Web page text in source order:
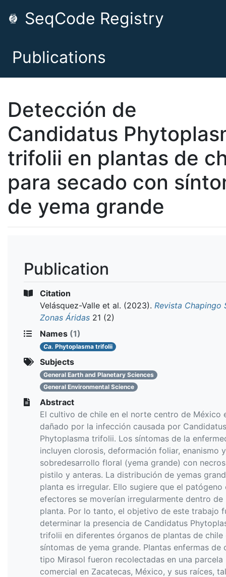
SeqCode Registry
Publications
Detección de
Candidatus
trifolii en plantas de
para secado con
de yema grande
Publication
Citation
Velásquez-Valle et al. (2023). Revista Chapingo
Zonas Áridas 21 (2)
Names (1)
Ca. Phytoplasma trifolii
Subjects
General Earth and Planetary Sciences
General Environmental Science
Abstract
El cultivo de chile en el norte centro de México
dañado por la infección causada por Candidatus
Phytoplasma trifolii. Los síntomas de la
incluyen clorosis, deformación foliar, enanismo y
sobredesarrollo floral (yema grande) con
pistilo y anteras. La distribución de yemas
planta es irregular. Ello sugiere que el patógeno
efectores se moverían irregularmente dentro de
planta. Por lo tanto, el objetivo de este trabajo
determinar la presencia de Candidatus
trifolii en diferentes órganos de plantas de chile
síntomas de yema grande. Plantas enfermas de
tipo Mirasol fueron recolectadas en una parcela
comercial en Zacatecas, México, y sus raíces,